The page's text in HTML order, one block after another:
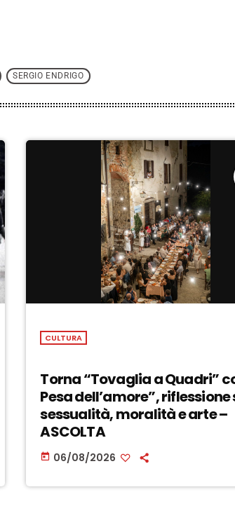
SERGIO ENDRIGO
CULTURA
Torna “Tovaglia a Quadri”
Pesa dell’amore”, riflessione
sessualità, moralità e arte –
ASCOLTA
today 06/08/2026